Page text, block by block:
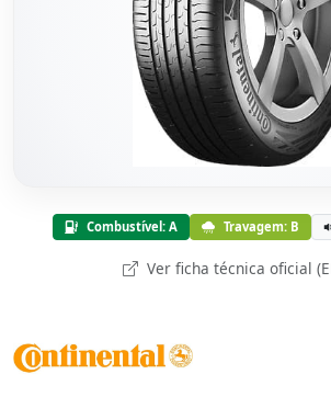
Combustível: A Travagem: B
Ver ficha técnica oficial